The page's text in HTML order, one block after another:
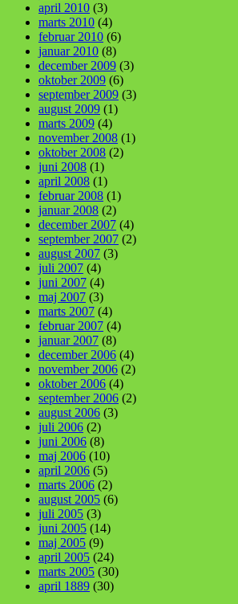
april 2010 (3)
marts 2010 (4)
februar 2010 (6)
januar 2010 (8)
december 2009 (3)
oktober 2009 (6)
september 2009 (3)
august 2009 (1)
marts 2009 (4)
november 2008 (1)
oktober 2008 (2)
juni 2008 (1)
april 2008 (1)
februar 2008 (1)
januar 2008 (2)
december 2007 (4)
september 2007 (2)
august 2007 (3)
juli 2007 (4)
juni 2007 (4)
maj 2007 (3)
marts 2007 (4)
februar 2007 (4)
januar 2007 (8)
december 2006 (4)
november 2006 (2)
oktober 2006 (4)
september 2006 (2)
august 2006 (3)
juli 2006 (2)
juni 2006 (8)
maj 2006 (10)
april 2006 (5)
marts 2006 (2)
august 2005 (6)
juli 2005 (3)
juni 2005 (14)
maj 2005 (9)
april 2005 (24)
marts 2005 (30)
april 1889 (30)